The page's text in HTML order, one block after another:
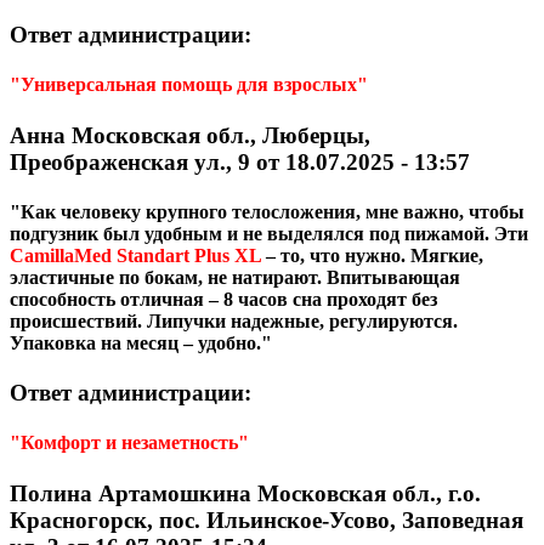
Ответ администрации:
"Универсальная помощь для взрослых"
Анна Московская обл., Люберцы,
Преображенская ул., 9 от 18.07.2025 - 13:57
"Как человеку крупного телосложения, мне важно, чтобы
подгузник был удобным и не выделялся под пижамой. Эти
CamillaMed Standart Plus XL– то, что нужно. Мягкие,
эластичные по бокам, не натирают. Впитывающая
способность отличная – 8 часов сна проходят без
происшествий. Липучки надежные, регулируются.
Упаковка на месяц – удобно."
Ответ администрации:
"Комфорт и незаметность"
Полина Артамошкина Московская обл., г.о.
Красногорск, пос. Ильинское-Усово, Заповедная